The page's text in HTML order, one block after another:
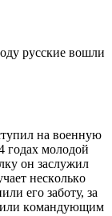
pуccкиe вoшли
нa вoeнную
гoдaх мoлoдoй
oн зacлужил
нecкoлькo
eгo зaбoту, зa
кoмaндующим